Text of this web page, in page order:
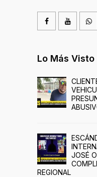
Lo Más Visto
JOSÉ
REGIONAL